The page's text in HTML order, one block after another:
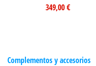
349,00 €
Complementos y accesorios